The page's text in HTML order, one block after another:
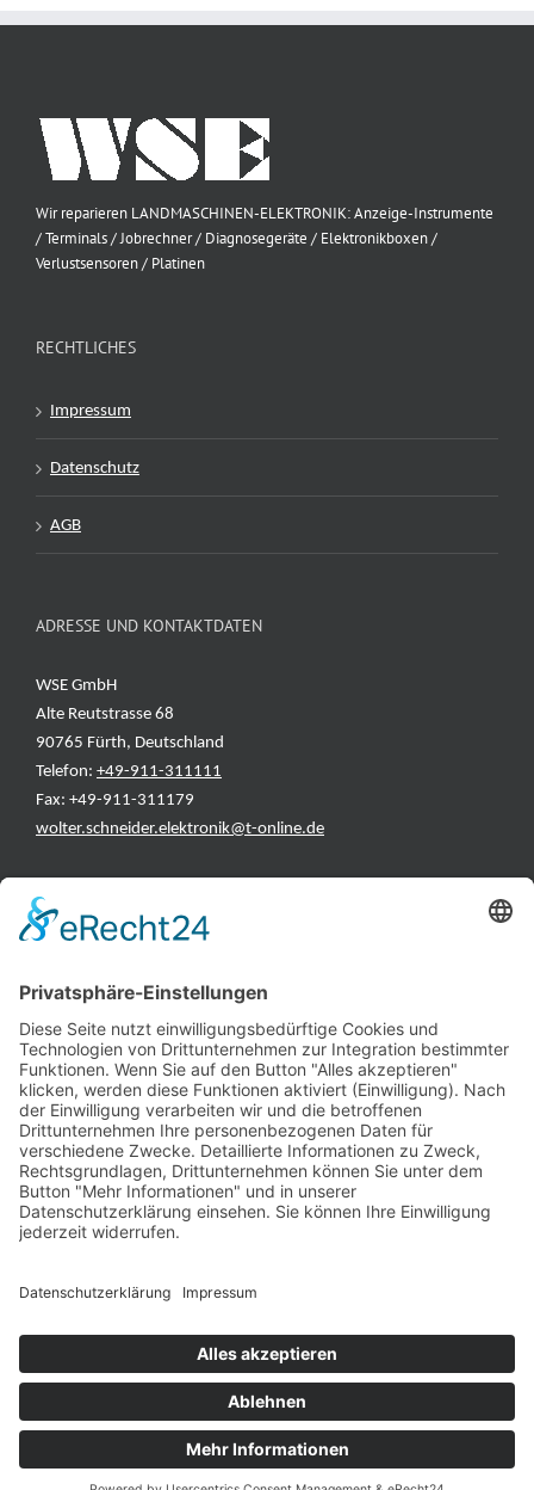
Wir reparieren LANDMASCHINEN-ELEKTRONIK: Anzeige-Instrumente
/ Terminals / Jobrechner / Diagnosegeräte / Elektronikboxen /
Verlustsensoren / Platinen
RECHTLICHES
Impressum
Datenschutz
AGB
ADRESSE UND KONTAKTDATEN
WSE GmbH
Alte Reutstrasse 68
90765 Fürth, Deutschland
Telefon: +49-911-311111
Fax: +49-911-311179
wolter.schneider.elektronik@t-online.de
INFORMATIONEN
Hersteller
Fehlerliste
Impressum
Datenschutzerklärung
2026 | Powered byInternetagentur Nürnberg
Reserved